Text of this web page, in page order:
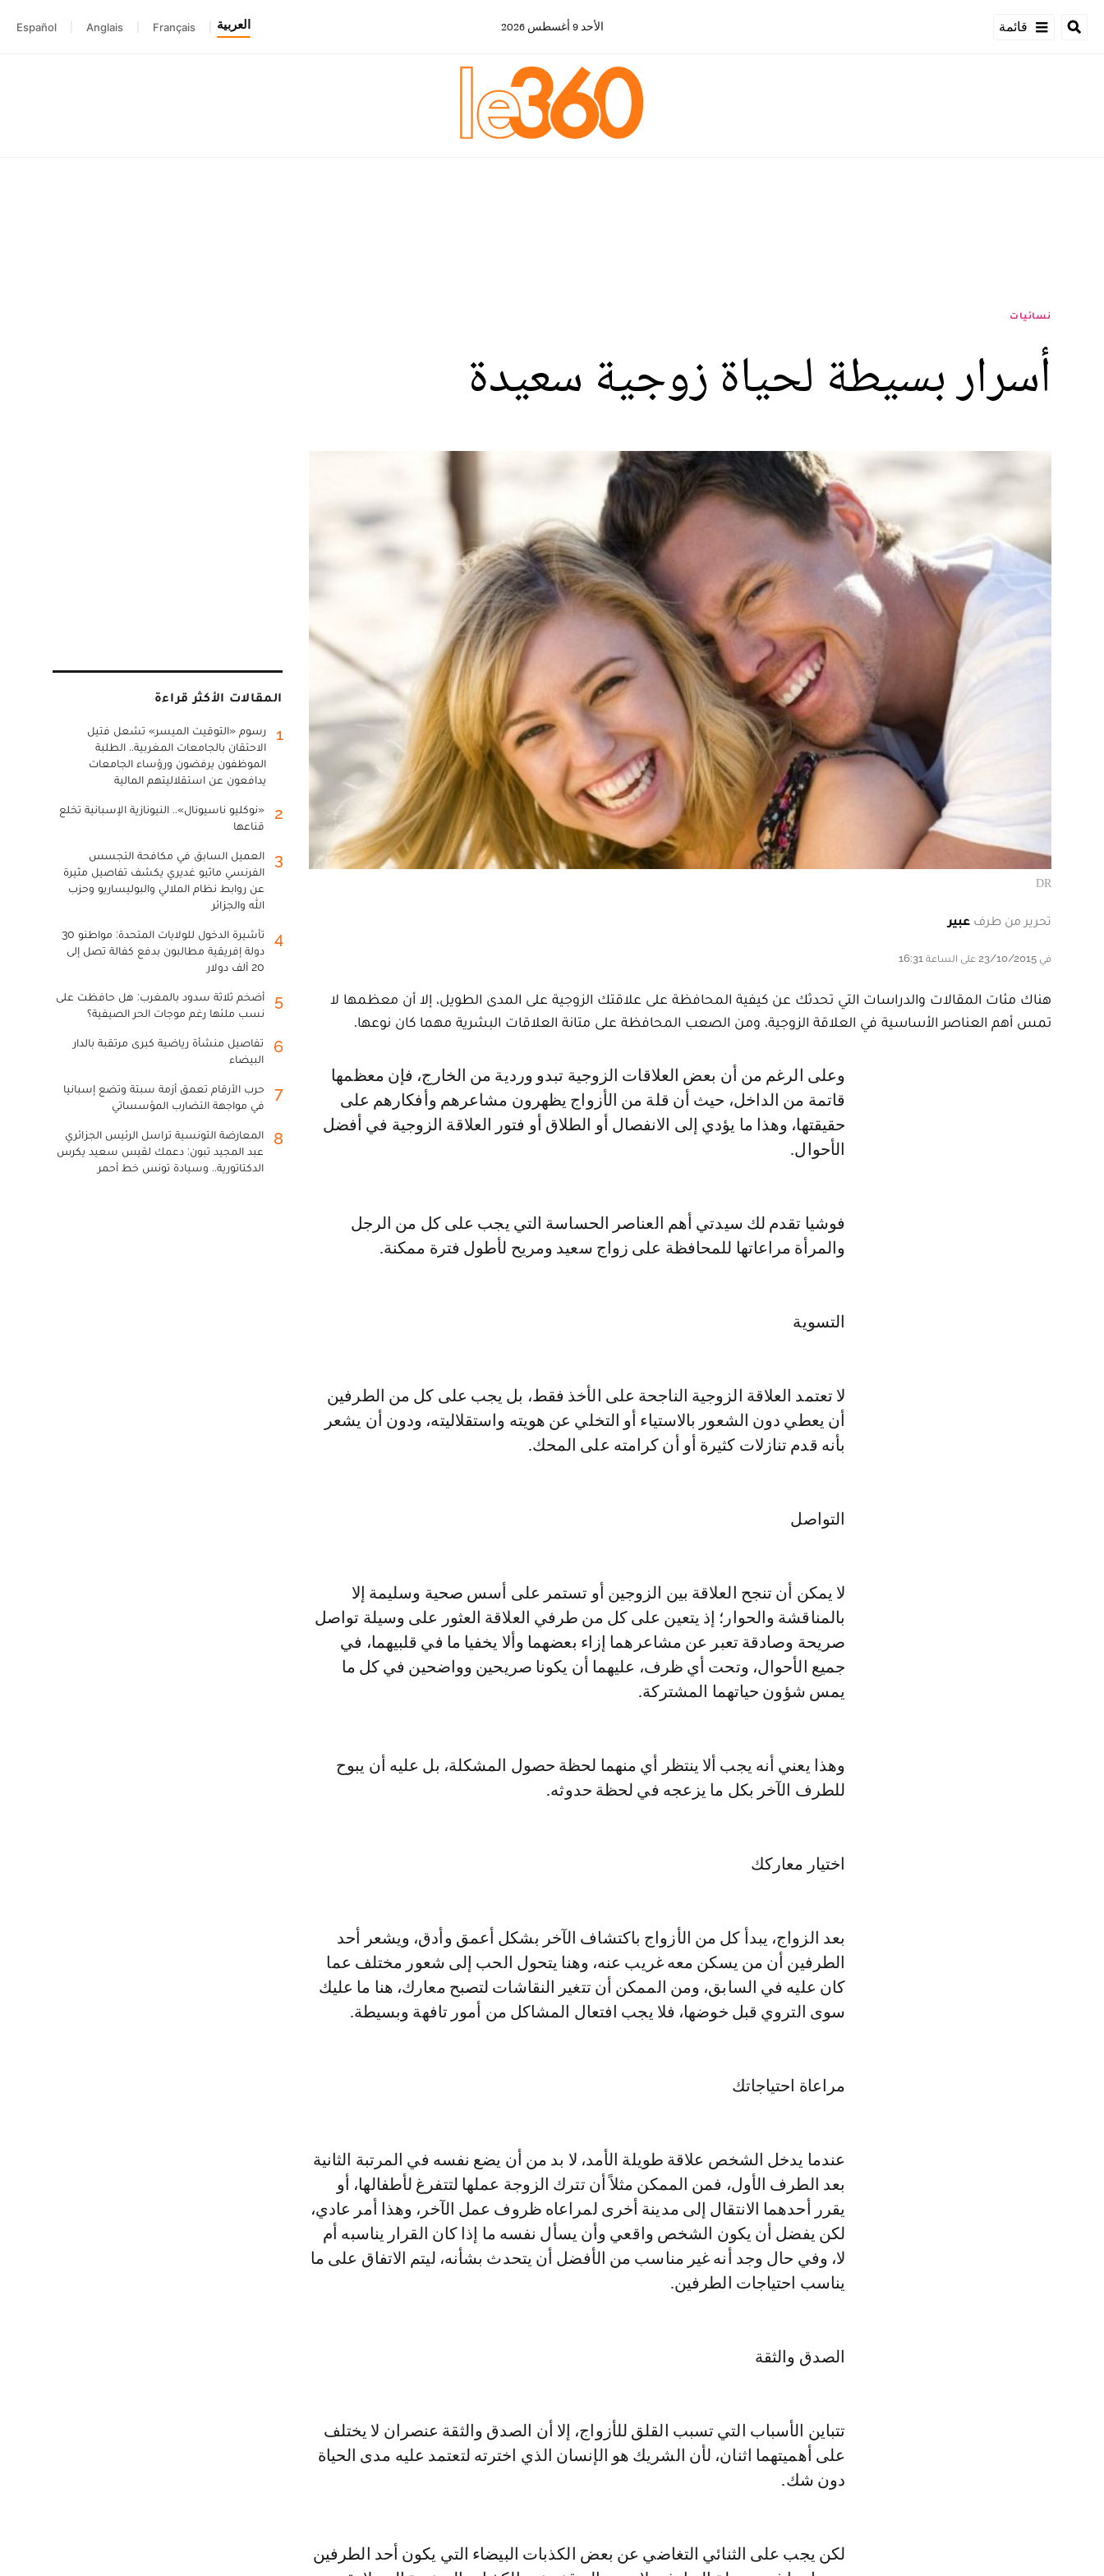
قائمة الأحد 9 أغسطس 2026 العربية Français
Anglais
Español
نسائيات
أسرار بسيطة لحياة زوجية سعيدة
DR
تحرير من طرف عبير
في 23/10/2015 على الساعة 16:31
هناك مئات المقالات والدراسات التي تحدثك عن كيفية المحافظة على علاقتك الزوجية على المدى الطويل، إلا أن معظمها لا
تمس أهم العناصر الأساسية في العلاقة الزوجية، ومن الصعب المحافظة على متانة العلاقات البشرية مهما كان نوعها.
وعلى الرغم من أن بعض العلاقات الزوجية تبدو وردية من الخارج، فإن معظمها
قاتمة من الداخل، حيث أن قلة من الأزواج يظهرون مشاعرهم وأفكارهم على
حقيقتها، وهذا ما يؤدي إلى الانفصال أو الطلاق أو فتور العلاقة الزوجية في أفضل
الأحوال.
فوشيا تقدم لك سيدتي أهم العناصر الحساسة التي يجب على كل من الرجل
والمرأة مراعاتها للمحافظة على زواج سعيد ومريح لأطول فترة ممكنة.
التسوية
لا تعتمد العلاقة الزوجية الناجحة على الأخذ فقط، بل يجب على كل من الطرفين
أن يعطي دون الشعور بالاستياء أو التخلي عن هويته واستقلاليته، ودون أن يشعر
بأنه قدم تنازلات كثيرة أو أن كرامته على المحك.
التواصل
لا يمكن أن تنجح العلاقة بين الزوجين أو تستمر على أسس صحية وسليمة إلا
بالمناقشة والحوار؛ إذ يتعين على كل من طرفي العلاقة العثور على وسيلة تواصل
صريحة وصادقة تعبر عن مشاعرهما إزاء بعضهما وألا يخفيا ما في قلبيهما، في
جميع الأحوال، وتحت أي ظرف، عليهما أن يكونا صريحين وواضحين في كل ما
يمس شؤون حياتهما المشتركة.
وهذا يعني أنه يجب ألا ينتظر أي منهما لحظة حصول المشكلة، بل عليه أن يبوح
للطرف الآخر بكل ما يزعجه في لحظة حدوثه.
اختيار معاركك
بعد الزواج، يبدأ كل من الأزواج باكتشاف الآخر بشكل أعمق وأدق، ويشعر أحد
الطرفين أن من يسكن معه غريب عنه، وهنا يتحول الحب إلى شعور مختلف عما
كان عليه في السابق، ومن الممكن أن تتغير النقاشات لتصبح معارك، هنا ما عليك
سوى التروي قبل خوضها، فلا يجب افتعال المشاكل من أمور تافهة وبسيطة.
مراعاة احتياجاتك
عندما يدخل الشخص علاقة طويلة الأمد، لا بد من أن يضع نفسه في المرتبة الثانية
بعد الطرف الأول، فمن الممكن مثلاً أن تترك الزوجة عملها لتتفرغ لأطفالها، أو
يقرر أحدهما الانتقال إلى مدينة أخرى لمراعاه ظروف عمل الآخر، وهذا أمر عادي،
لكن يفضل أن يكون الشخص واقعي وأن يسأل نفسه ما إذا كان القرار يناسبه أم
لا، وفي حال وجد أنه غير مناسب من الأفضل أن يتحدث بشأنه، ليتم الاتفاق على ما
يناسب احتياجات الطرفين.
الصدق والثقة
تتباين الأسباب التي تسبب القلق للأزواج، إلا أن الصدق والثقة عنصران لا يختلف
على أهميتهما اثنان، لأن الشريك هو الإنسان الذي اخترته لتعتمد عليه مدى الحياة
دون شك.
لكن يجب على الثنائي التغاضي عن بعض الكذبات البيضاء التي يكون أحد الطرفين
المقالات الأكثر قراءة
1
رسوم «التوقيت الميسر» تشعل فتيل
الاحتقان بالجامعات المغربية.. الطلبة
الموظفون يرفضون ورؤساء الجامعات
يدافعون عن استقلاليتهم المالية
2
«نوكليو ناسيونال».. النيونازية الإسبانية تخلع
قناعها
3
العميل السابق في مكافحة التجسس
الفرنسي ماثيو غديري يكشف تفاصيل مثيرة
عن روابط نظام الملالي والبوليساريو وحزب
الله والجزائر
4
تأشيرة الدخول للولايات المتحدة: مواطنو 30
دولة إفريقية مطالبون بدفع كفالة تصل إلى
20 ألف دولار
5
أضخم ثلاثة سدود بالمغرب: هل حافظت على
نسب ملئها رغم موجات الحر الصيفية؟
6
تفاصيل منشأة رياضية كبرى مرتقبة بالدار
البيضاء
7
حرب الأرقام تعمق أزمة سبتة وتضع إسبانيا
في مواجهة التضارب المؤسساتي
8
المعارضة التونسية تراسل الرئيس الجزائري
عبد المجيد تبون: دعمك لقيس سعيد يكرس
الدكتاتورية.. وسيادة تونس خط أحمر